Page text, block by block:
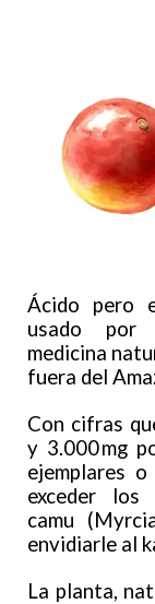
Ácido pero
usado por
medicina
fuera del
Con cifras
y 3.000 mg
ejemplares
exceder los
camu
envidiarle al
La planta,